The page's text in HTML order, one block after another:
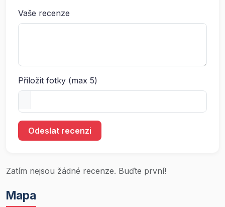
Vaše recenze
Přiložit fotky (max 5)
Odeslat recenzi
Zatím nejsou žádné recenze. Buďte první!
Mapa